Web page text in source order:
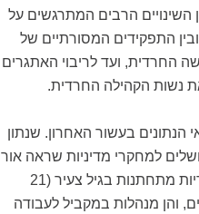
השינויים הרבים המתרגשים על
התפקידים המסורתיים של
החרדית, ועד לריבוי האתגרים
נשות הקהילה החרדית.
הנתונים בעשור האחרון. שנתון
למחקרי מדיניות שראה אור
השבוע, מציג שתי מגמות מקבילות: מצד אחד, נשים חרדיות מתחתנות בגיל צעיר (21
הפריון שלהן גבוה ועומד על כמעט 7 ילדים, והן מנהלות במקביל לעבודה